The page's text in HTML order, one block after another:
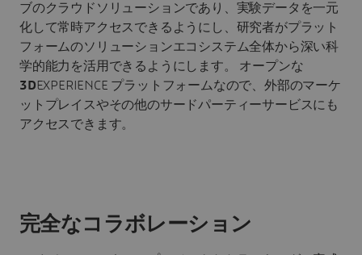
ブのクラウドソリューションであり、実験データを一元
化して常時アクセスできるようにし、研究者がプラット
フォームのソリューションエコシステム全体から深い科
学的能力を活用できるようにします。 オープンな
3DEXPERIENCE プラットフォームなので、外部のマーケ
ットプレイスやその他のサードパーティーサービスにも
アクセスできます。
完全なコラボレーション